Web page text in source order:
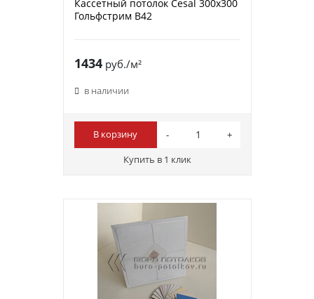
Кассетный потолок Cesal 300х300
Гольфстрим В42
1434руб./м²
в наличии
В корзину
Купить в 1 клик